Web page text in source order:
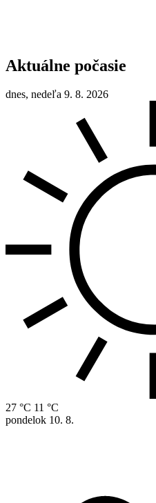
Aktuálne počasie
dnes, nedeľa 9. 8. 2026
27 °C 11 °C
pondelok 10. 8.